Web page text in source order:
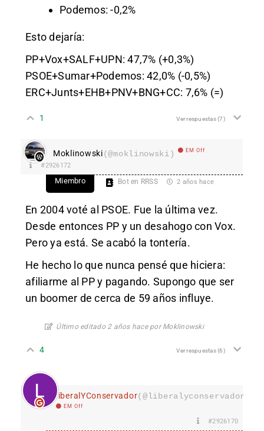
Podemos: -0,2%
Esto dejaría:
PP+Vox+SALF+UPN: 47,7% (+0,3%)
PSOE+Sumar+Podemos: 42,0% (-0,5%)
ERC+Junts+EHB+PNV+BNG+CC: 7,6% (=)
1 Ver respuestas(7)
Moklinowski(@moklinowski) EM Off
#2926172
Miembro Bot en RRSS 2 años hace
En 2004 voté al PSOE. Fue la última vez.
Desde entonces PP y un desahogo con Vox.
Pero ya está. Se acabó la tontería.
He hecho lo que nunca pensé que hiciera:
afiliarme al PP y pagando. Supongo que ser
un boomer de cerca de 59 años influye.
Último editado 2 años hace por Moklinowski
4 Ver respuestas(6)
LiberalYConservador
EM Off
#2926170